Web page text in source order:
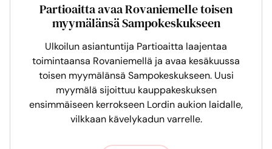
Partioaitta avaa Rovaniemelle toisen
myymälänsä Sampokeskukseen
Ulkoilun asiantuntija Partioaitta laajentaa
toimintaansa Rovaniemellä ja avaa kesäkuussa
toisen myymälänsä Sampokeskukseen. Uusi
myymälä sijoittuu kauppakeskuksen
ensimmäiseen kerrokseen Lordin aukion laidalle,
vilkkaan kävelykadun varrelle.